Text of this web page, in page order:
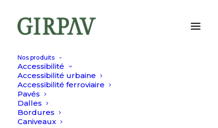
Nos produits
Accessibilité
Accessibilité urbaine
Accessibilité ferroviaire
Pavés
Dalles
Bordures
Caniveaux